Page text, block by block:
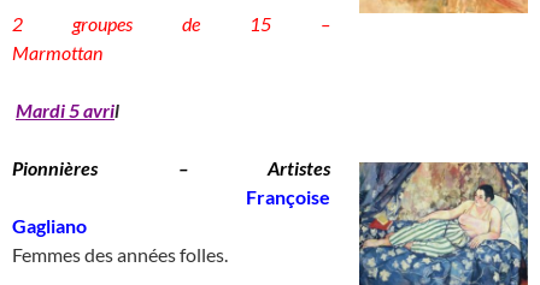
2 groupes de 15 –
Marmottan
Mardi 5 avril
Pionnières – Artistes
Françoise
Gagliano
Femmes des années folles.